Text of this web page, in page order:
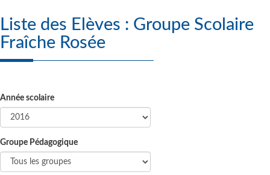
Liste des Elèves : Groupe Scolaire
Fraîche Rosée
Année scolaire
Groupe Pédagogique